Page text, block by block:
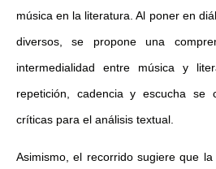
música en la literatura. Al poner en
diversos, se propone una
intermedialidad entre música y
repetición, cadencia y escucha se
críticas para el análisis textual.
Asimismo, el recorrido sugiere que